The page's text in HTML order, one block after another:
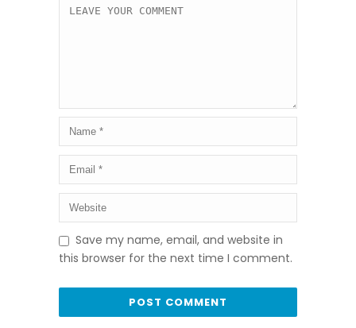
Save my name, email, and website in
this browser for the next time I comment.